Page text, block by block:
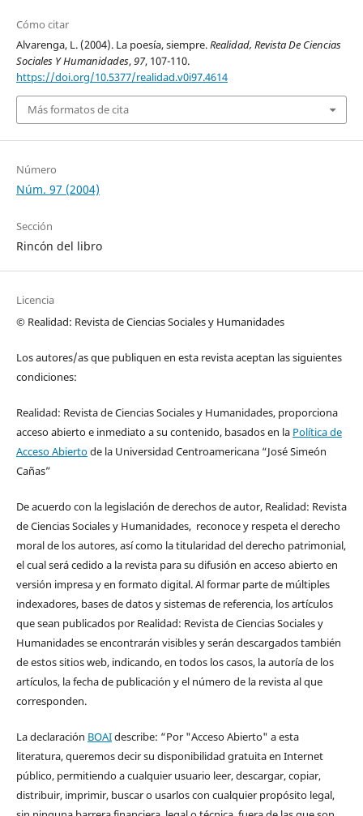
Cómo citar
Alvarenga, L. (2004). La poesía, siempre.Realidad, Revista De Ciencias
Sociales Y Humanidades,97, 107-110.
https://doi.org/10.5377/realidad.v0i97.4614
Más formatos de cita
Número
Núm. 97 (2004)
Sección
Rincón del libro
Licencia
© Realidad: Revista de Ciencias Sociales y Humanidades
Los autores/as que publiquen en esta revista aceptan las siguientes
condiciones:
Realidad: Revista de Ciencias Sociales y Humanidades, proporciona
acceso abierto e inmediato a su contenido, basados en la Política de
Acceso Abiertode la Universidad Centroamericana “José Simeón
Cañas”
De acuerdo con la legislación de derechos de autor, Realidad: Revista
de Ciencias Sociales y Humanidades, reconoce y respeta el derecho
moral de los autores, así como la titularidad del derecho patrimonial,
el cual será cedido a la revista para su difusión en acceso abierto en
versión impresa y en formato digital. Al formar parte de múltiples
indexadores, bases de datos y sistemas de referencia, los artículos
que sean publicados por Realidad: Revista de Ciencias Sociales y
Humanidades se encontrarán visibles y serán descargados también
de estos sitios web, indicando, en todos los casos, la autoría de los
artículos, la fecha de publicación y el número de la revista al que
corresponden.
La declaración BOAIdescribe: “Por "Acceso Abierto" a esta
literatura, queremos decir su disponibilidad gratuita en Internet
público, permitiendo a cualquier usuario leer, descargar, copiar,
distribuir, imprimir, buscar o usarlos con cualquier propósito legal,